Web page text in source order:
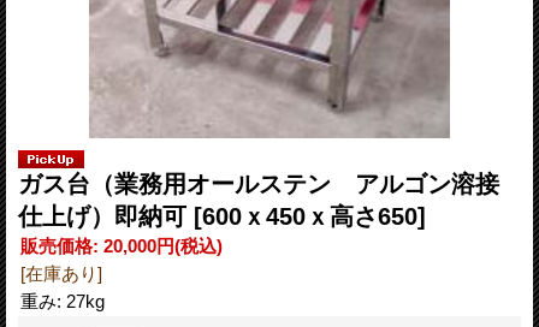
ガス台（業務用オールステン アルゴン溶接
仕上げ）即納可 [600ｘ450ｘ高さ650]
販売価格: 20,000円(税込)
[在庫あり]
重み: 27kg